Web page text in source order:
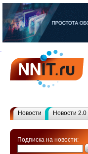
Новости Новости 2.0
Подписка на новости: